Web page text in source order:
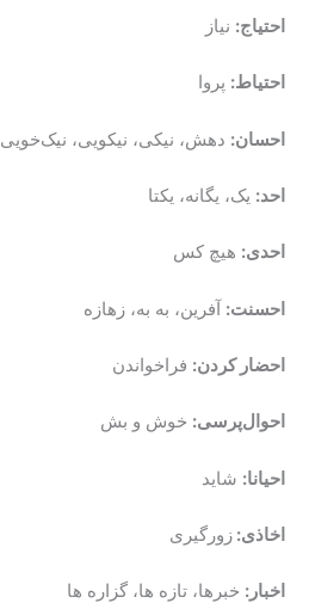
احتیاج: نیاز
احتیاط: پروا
احسان: دهش، نیکی، نیکویی، نیک‌خویی
احد: یک، یگانه، یکتا
احدی: هیچ کس
احسنت: آفرین، به به، زهازه
احضار کردن: فراخواندن
احوال‌پرسی: خوش و بش
احیانا: شاید
اخاذی: زورگیری
اخبار: خبرها، تازه ها، گزاره ها